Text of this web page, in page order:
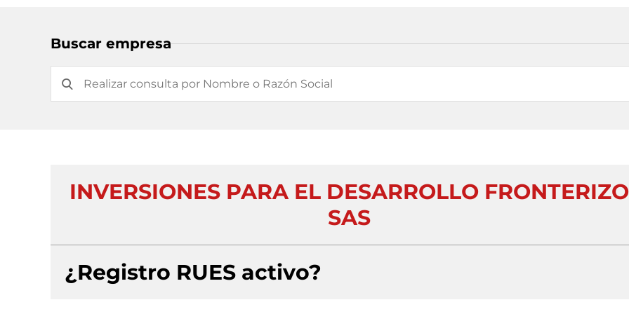
Buscar empresa
INVERSIONES PARA EL DESARROLLO FRONTERIZO
SAS
¿Registro RUES activo?